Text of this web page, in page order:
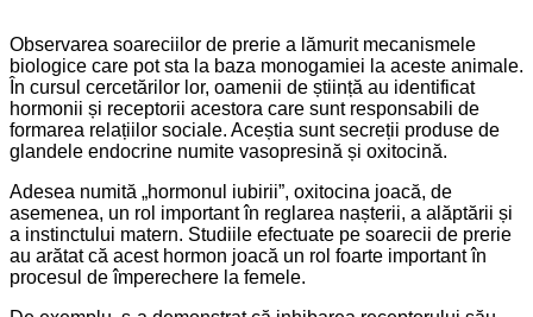
Observarea soareciilor de prerie a lămurit mecanismele
biologice care pot sta la baza monogamiei la aceste animale.
În cursul cercetărilor lor, oamenii de știință au identificat
hormonii și receptorii acestora care sunt responsabili de
formarea relațiilor sociale. Aceștia sunt secreții produse de
glandele endocrine numite vasopresină și oxitocină.
Adesea numită „hormonul iubirii”, oxitocina joacă, de
asemenea, un rol important în reglarea nașterii, a alăptării și
a instinctului matern. Studiile efectuate pe soarecii de prerie
au arătat că acest hormon joacă un rol foarte important în
procesul de împerechere la femele.